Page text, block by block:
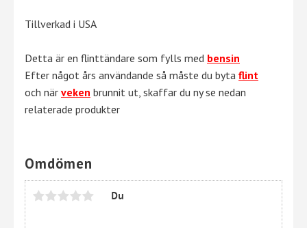
Tillverkad i USA
Detta är en flinttändare som fylls med bensin
Efter något års användande så måste du byta flint
och när veken brunnit ut, skaffar du ny se nedan
relaterade produkter
Omdömen
Du